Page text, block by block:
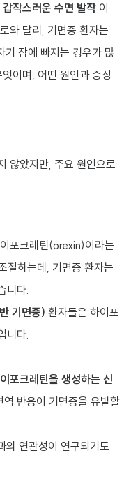
작스러운 수면 발작 이
와 달리, 기면증 환자는
기 잠에 빠지는 경우가 많
이며, 어떤 원인과 증상
않았지만, 주요 원인으로
포크레틴(orexin)이라는
절하는데, 기면증 환자는
니다.
기면증) 환자들은 하이포
니다.
포크레틴을 생성하는 신
반응이 기면증을 유발할
의 연관성이 연구되기도